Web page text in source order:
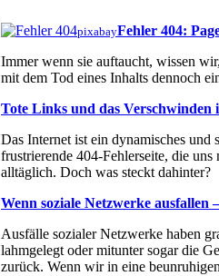
pixabayFehler 404:
Immer wenn sie auftaucht, wissen
mit dem Tod eines Inhalts dennoch
Tote Links und das Verschwinden
Das Internet ist ein dynamisches
frustrierende 404-Fehlerseite, die
alltäglich. Doch was steckt dahinter?
Wenn soziale Netzwerke
Ausfälle sozialer Netzwerke haben
lahmgelegt oder mitunter sogar die
zurück. Wenn wir in eine